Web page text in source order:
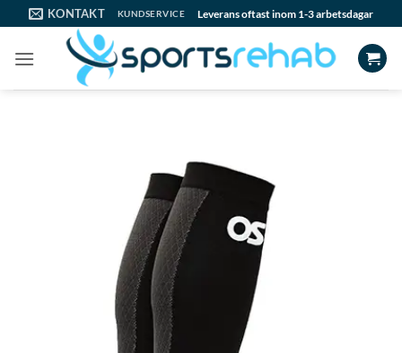
to
content
KONTAKT KUNDSERVICE Leverans oftast inom 1-3 arbetsdagar